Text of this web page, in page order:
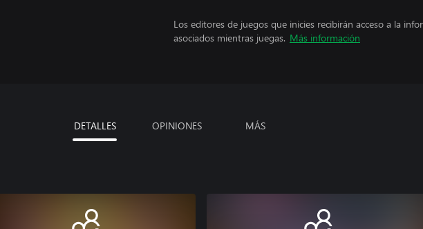
Los editores de juegos que inicies recibirán acceso a la
asociados mientras juegas. Más información
DETALLES OPINIONES MÁS